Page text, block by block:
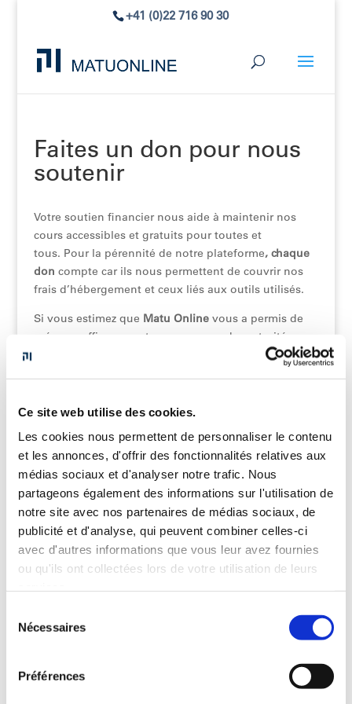
Ce site web utilise des cookies.
Les cookies nous permettent de personnaliser le contenu
et les annonces, d'offrir des fonctionnalités relatives aux
médias sociaux et d'analyser notre trafic. Nous
partageons également des informations sur l'utilisation de
notre site avec nos partenaires de médias sociaux, de
publicité et d'analyse, qui peuvent combiner celles-ci
avec d'autres informations que vous leur avez fournies
ou qu'ils ont collectées lors de votre utilisation de leurs
Nécessaires
Préférences
+41 (0)22 716 90 30
Faites un don pour nous
soutenir
Votre soutien financier nous aide à maintenir nos
cours accessibles et gratuits pour toutes et
tous. Pour la pérennité de notre plateforme, chaque
don compte car ils nous permettent de couvrir nos
frais d’hébergement et ceux liés aux outils utilisés.
Si vous estimez que Matu Onlinevous a permis de
préparer efficacement vos examens de maturité,
n’hésitez pas à verser une contribution à la mesure
CHF 10.- / CHF 25.- / CHF 50.- / ou
Paiement e-banking
CH72 0024 0240 2993 8200 P
ECOLE MOSER SA
CHEMIN DE LA MONTAGNE 81 8
1224 CHENE-BOUGERIES
Merci de rajouter « Don MOL » dans les informations
supplémentaires.